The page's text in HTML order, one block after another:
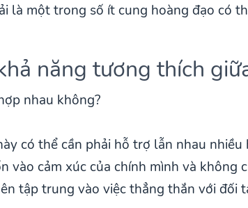
là một trong số ít cung hoàng đạo có
năng tương thích
có thể cần phải hỗ trợ lẫn nhau
vào cảm xúc của chính mình và không
tập trung vào việc thẳng thắn với đối